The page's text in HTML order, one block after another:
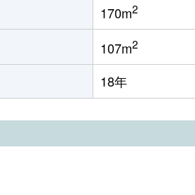
170m2
107m2
18年